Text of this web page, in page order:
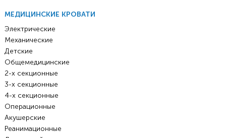
МЕДИЦИНСКИЕ КРОВАТИ
Электрические
Механические
Детские
Общемедицинские
2-х секционные
3-х секционные
4-х секционные
Операционные
Акушерские
Реанимационные